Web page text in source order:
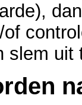
slem uit